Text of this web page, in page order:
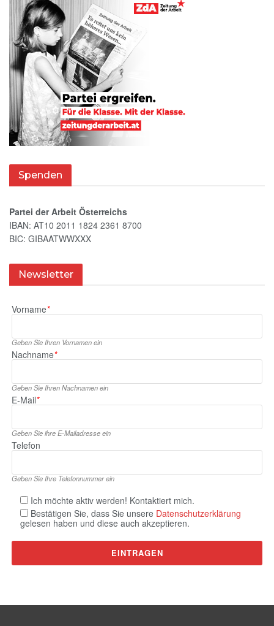
Spenden
Partei der Arbeit Österreichs
IBAN: AT10 2011 1824 2361 8700
BIC: GIBAATWWXXX
Newsletter
Vorname*
Geben Sie Ihren Vornamen ein
Nachname*
Geben Sie Ihren Nachnamen ein
E‑Mail*
Geben Sie ihre E‑Mailadresse ein
Telefon
Geben Sie Ihre Telefonnummer ein
Ich möchte aktiv werden! Kontaktiert mich.
Bestätigen Sie, dass Sie unsere Datenschutzerklärung
gelesen haben und diese auch akzeptieren.